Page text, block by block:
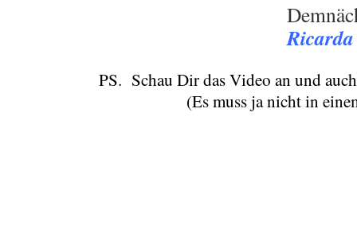
PS. Schau Dir das Video an und
(Es muss ja nicht in